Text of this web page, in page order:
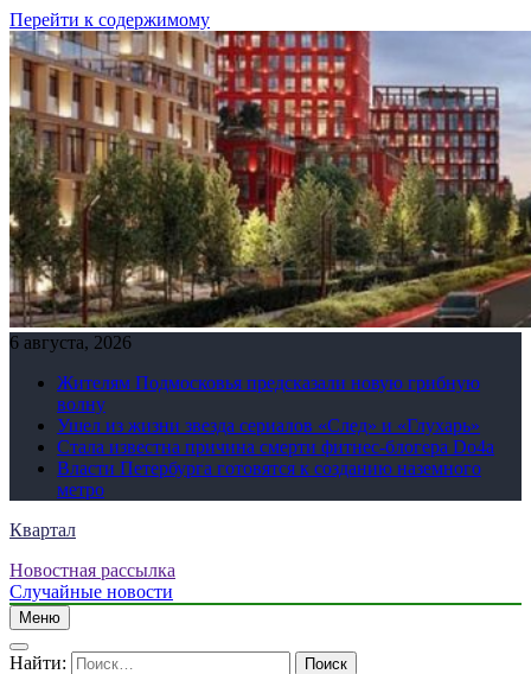
Перейти к содержимому
6 августа, 2026
Жителям Подмосковья предсказали новую грибную
волну
Ушел из жизни звезда сериалов «След» и «Глухарь»
Стала известна причина смерти фитнес-блогера Do4а
Власти Петербурга готовятся к созданию наземного
метро
Квартал
Новостная рассылка
Случайные новости
Меню
Найти: